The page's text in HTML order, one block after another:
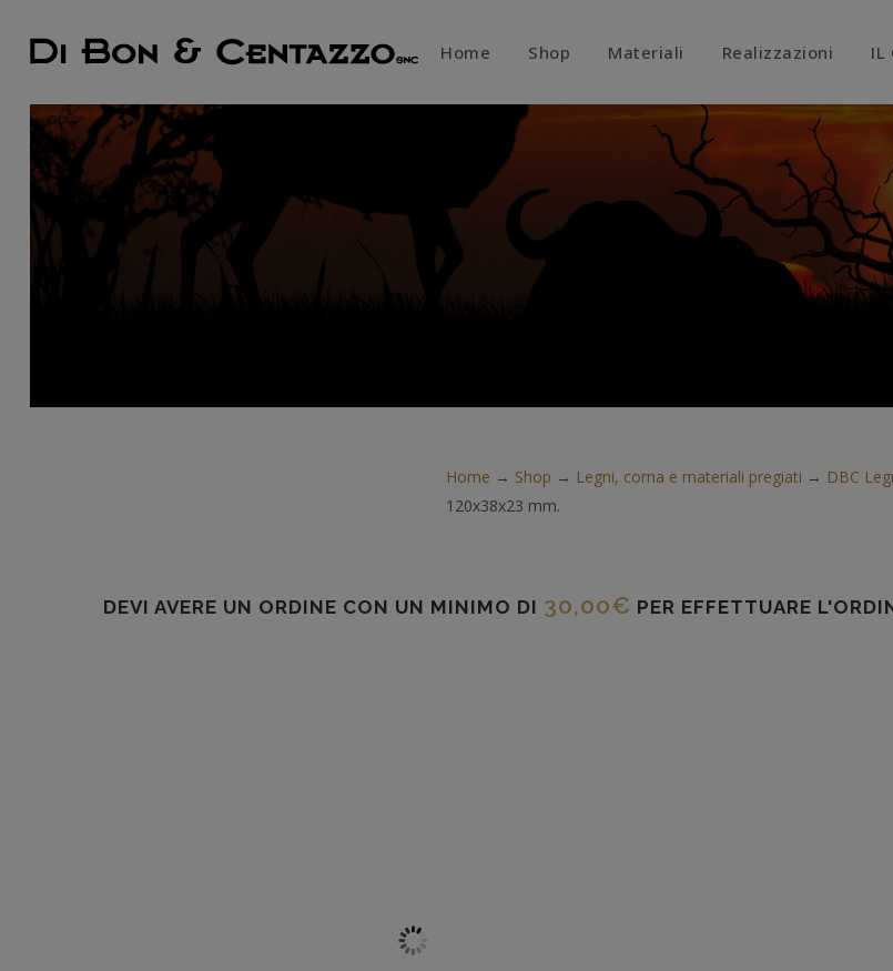
Home Shop Materiali Realizzazioni IL
Home → Shop → Legni, corna e materiali pregiati → DBC
120x38x23 mm.
DEVI AVERE UN ORDINE CON UN MINIMO DI 30,00€ PER EFFETTUARE